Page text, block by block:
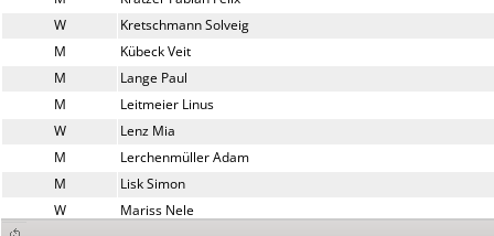
W
Kretschmann Solveig
M
Kübeck Veit
M
Lange Paul
M
Leitmeier Linus
W
Lenz Mia
M
Lerchenmüller Adam
M
Lisk Simon
W
Mariss Nele